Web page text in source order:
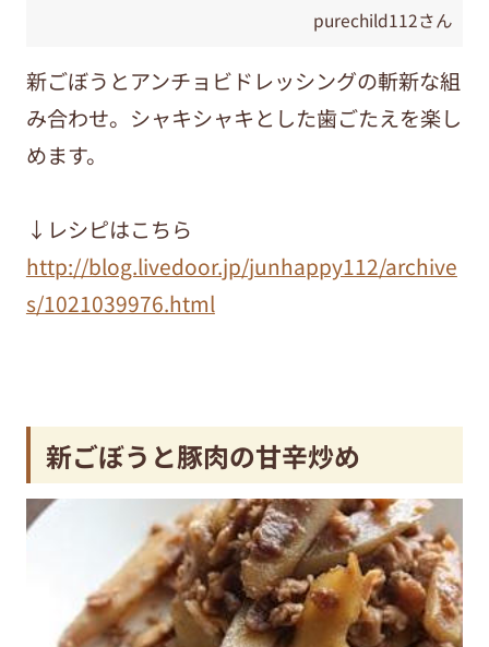
purechild112さん
新ごぼうとアンチョビドレッシングの斬新な組
み合わせ。シャキシャキとした歯ごたえを楽し
めます。
↓レシピはこちら
http://blog.livedoor.jp/junhappy112/archive
s/1021039976.html
新ごぼうと豚肉の甘辛炒め